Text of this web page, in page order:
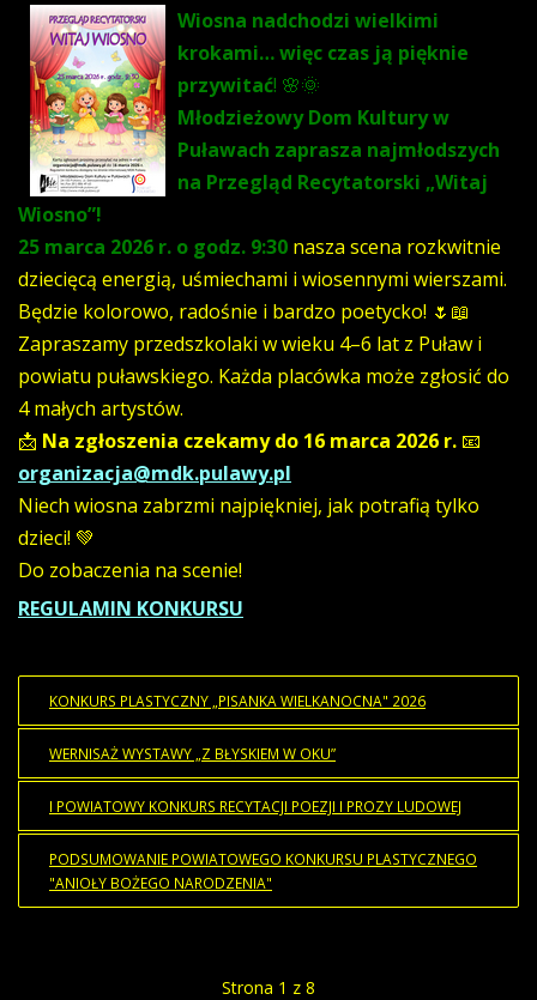
Wiosna nadchodzi wielkimi
krokami… więc czas ją pięknie
przywitać! 🌸🌞
Młodzieżowy Dom Kultury w
Puławach zaprasza najmłodszych
na Przegląd Recytatorski „Witaj
Wiosno”!
25 marca 2026 r. o godz. 9:30 nasza scena rozkwitnie
dziecięcą energią, uśmiechami i wiosennymi wierszami.
Będzie kolorowo, radośnie i bardzo poetycko! 🌷📖
Zapraszamy przedszkolaki w wieku 4–6 lat z Puław i
powiatu puławskiego. Każda placówka może zgłosić do
4 małych artystów.
📩 Na zgłoszenia czekamy do 16 marca 2026 r. 📧
organizacja@mdk.pulawy.pl
Niech wiosna zabrzmi najpiękniej, jak potrafią tylko
dzieci! 💚
Do zobaczenia na scenie!
REGULAMIN KONKURSU
KONKURS PLASTYCZNY „PISANKA WIELKANOCNA" 2026
WERNISAŻ WYSTAWY „Z BŁYSKIEM W OKU”
I POWIATOWY KONKURS RECYTACJI POEZJI I PROZY LUDOWEJ
PODSUMOWANIE POWIATOWEGO KONKURSU PLASTYCZNEGO
"ANIOŁY BOŻEGO NARODZENIA"
Strona 1 z 8